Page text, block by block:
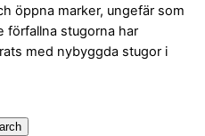
öppna marker, ungefär som
förfallna stugorna har
med nybyggda stugor i